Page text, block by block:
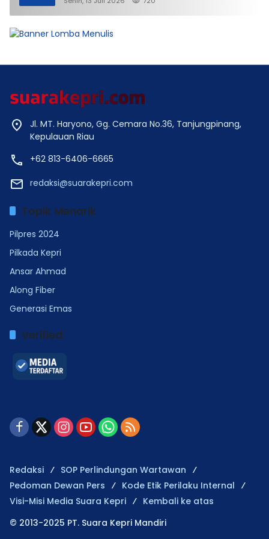
Jl. MT. Haryono, Gg. Cemara No.36, Tanjungpinang,
Kepulauan Riau
+62 813-6406-6665
redaksi@suarakepri.com
Topik Menarik
Pilpres 2024
Pilkada Kepri
Ansar Ahmad
Along Fiber
Generasi Emas
Verified
Redaksi
SOP Perlindungan Wartawan
Pedoman Dewan Pers
Kode Etik Perilaku Internal
Visi-Misi Media Suara Kepri
Kembali ke atas
© 2013-2025 PT. Suara Kepri Mandiri